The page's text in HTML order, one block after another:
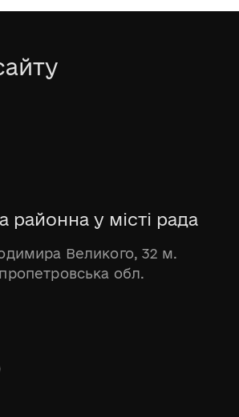
районна у місті рада
Великого, 32 м.
обл.